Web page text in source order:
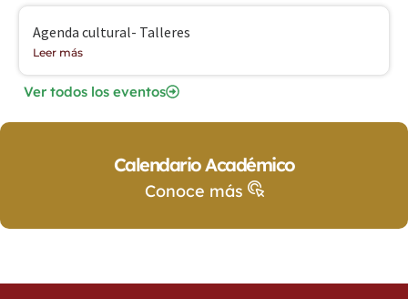
Agenda cultural- Talleres
Leer más
Ver todos los eventos
Calendario Académico
Conoce más